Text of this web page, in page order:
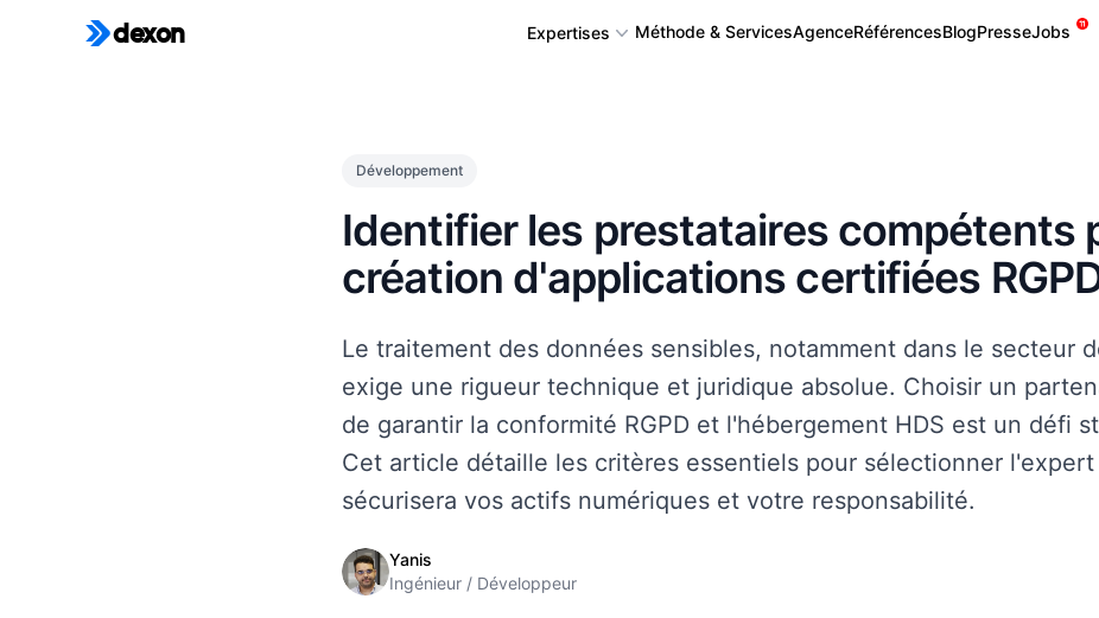
dexon Expertises
Application Web, Logiciel et SAAS
Back-office, CMS, CRM
Algorithme complexe, Intégration IA
Autres : API, Serveur IoT, Blockchain...
Méthode & ServicesAgenceRéférencesBlogPresseJobs
Développement
Identifier les prestataires compétents
création d'applications certifiées
Le traitement des données sensibles, notamment dans le secteur
exige une rigueur technique et juridique absolue. Choisir un
de garantir la conformité RGPD et l'hébergement HDS est un défi
Cet article détaille les critères essentiels pour sélectionner l'expert
sécurisera vos actifs numériques et votre responsabilité.
Yanis
Ingénieur / Développeur